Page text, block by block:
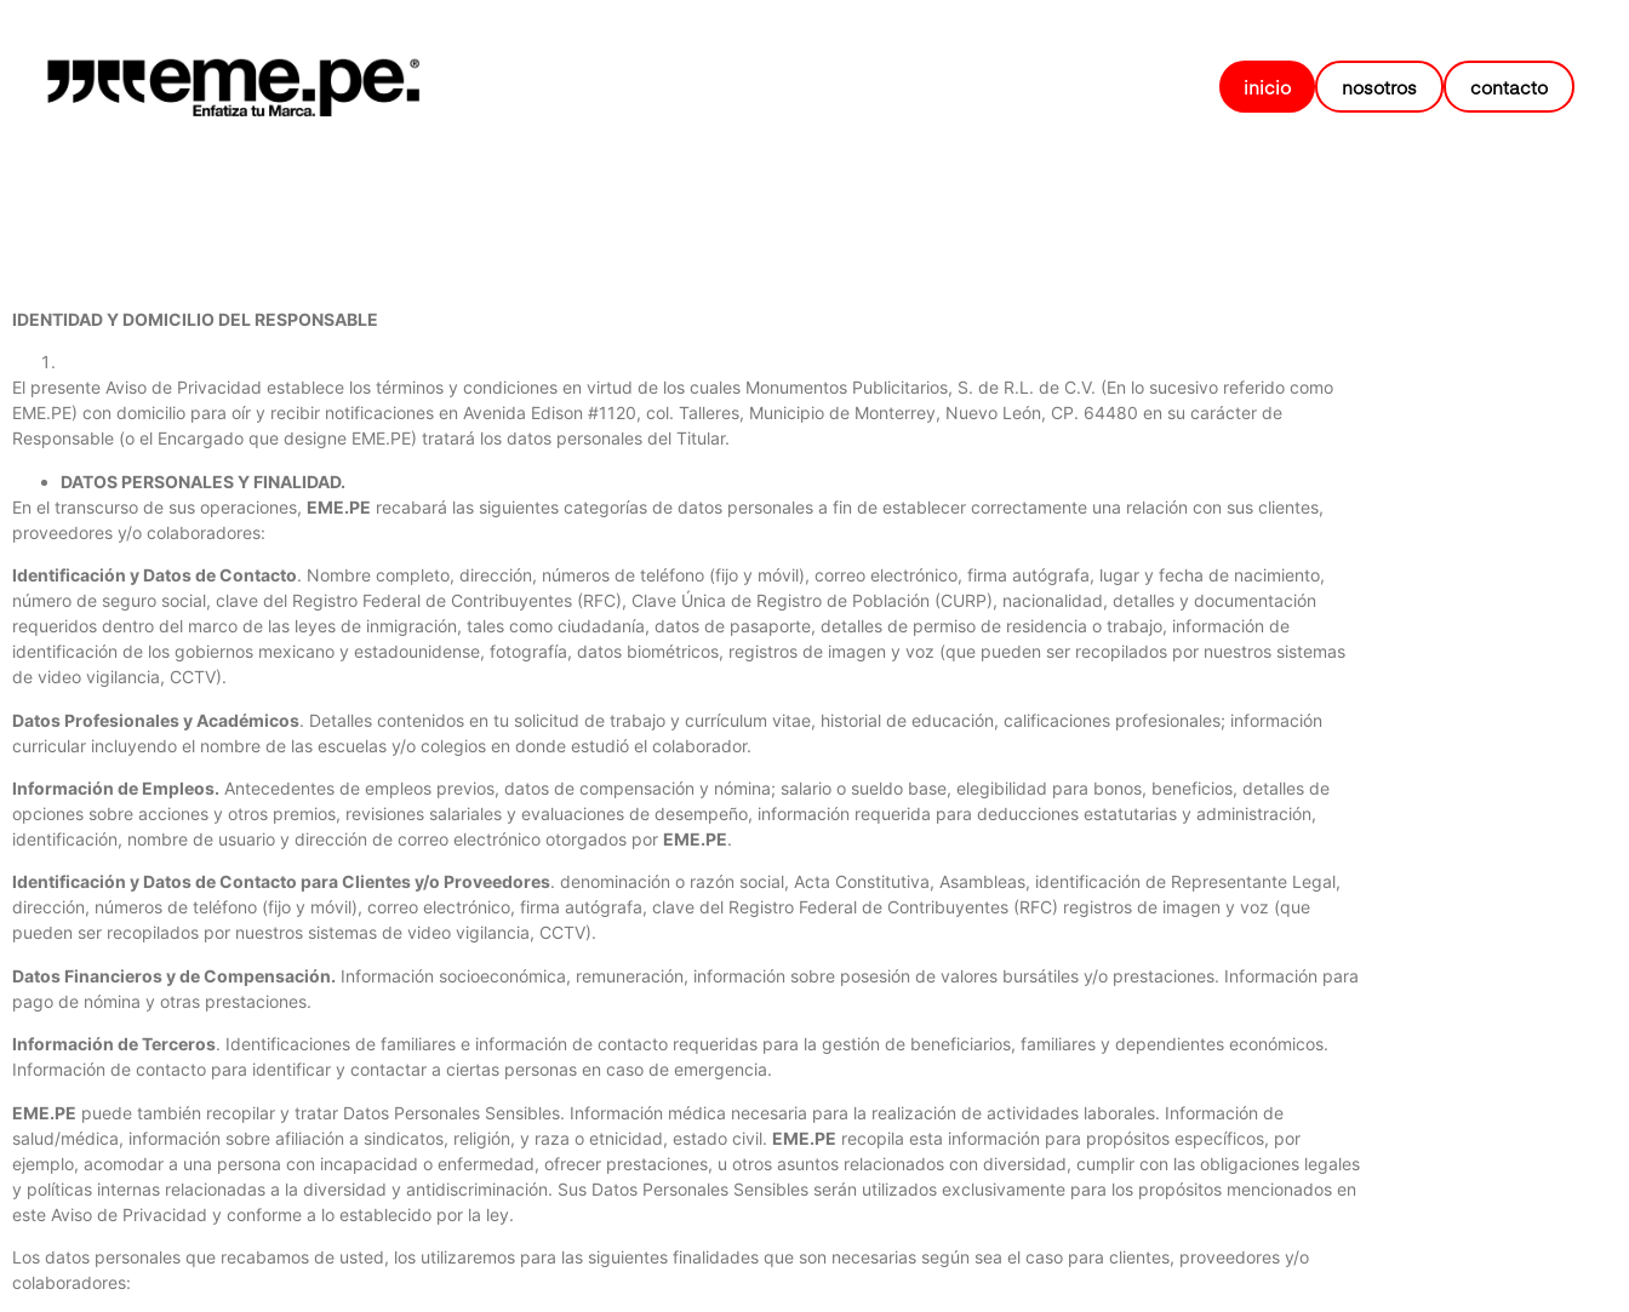
inicio nosotros contacto
IDENTIDAD Y DOMICILIO DEL RESPONSABLE
El presente Aviso de Privacidad establece los términos y condiciones en virtud de los cuales Monumentos Publicitarios, S. de R.L. de C.V. (En lo sucesivo referido como
EME.PE) con domicilio para oír y recibir notificaciones en Avenida Edison #1120, col. Talleres, Municipio de Monterrey, Nuevo León, CP. 64480 en su carácter de
Responsable (o el Encargado que designe EME.PE) tratará los datos personales del Titular.
DATOS PERSONALES Y FINALIDAD.
En el transcurso de sus operaciones, EME.PE recabará las siguientes categorías de datos personales a fin de establecer correctamente una relación con sus clientes,
proveedores y/o colaboradores:
Identificación y Datos de Contacto. Nombre completo, dirección, números de teléfono (fijo y móvil), correo electrónico, firma autógrafa, lugar y fecha de nacimiento,
número de seguro social, clave del Registro Federal de Contribuyentes (RFC), Clave Única de Registro de Población (CURP), nacionalidad, detalles y documentación
requeridos dentro del marco de las leyes de inmigración, tales como ciudadanía, datos de pasaporte, detalles de permiso de residencia o trabajo, información de
identificación de los gobiernos mexicano y estadounidense, fotografía, datos biométricos, registros de imagen y voz (que pueden ser recopilados por nuestros sistemas
de video vigilancia, CCTV).
Datos Profesionales y Académicos. Detalles contenidos en tu solicitud de trabajo y currículum vitae, historial de educación, calificaciones profesionales; información
curricular incluyendo el nombre de las escuelas y/o colegios en donde estudió el colaborador.
Información de Empleos. Antecedentes de empleos previos, datos de compensación y nómina; salario o sueldo base, elegibilidad para bonos, beneficios, detalles de
opciones sobre acciones y otros premios, revisiones salariales y evaluaciones de desempeño, información requerida para deducciones estatutarias y administración,
identificación, nombre de usuario y dirección de correo electrónico otorgados por EME.PE.
Identificación y Datos de Contacto para Clientes y/o Proveedores. denominación o razón social, Acta Constitutiva, Asambleas, identificación de Representante Legal,
dirección, números de teléfono (fijo y móvil), correo electrónico, firma autógrafa, clave del Registro Federal de Contribuyentes (RFC) registros de imagen y voz (que
pueden ser recopilados por nuestros sistemas de video vigilancia, CCTV).
Datos Financieros y de Compensación. Información socioeconómica, remuneración, información sobre posesión de valores bursátiles y/o prestaciones. Información para
pago de nómina y otras prestaciones.
Información de Terceros. Identificaciones de familiares e información de contacto requeridas para la gestión de beneficiarios, familiares y dependientes económicos.
Información de contacto para identificar y contactar a ciertas personas en caso de emergencia.
EME.PE puede también recopilar y tratar Datos Personales Sensibles. Información médica necesaria para la realización de actividades laborales. Información de
salud/médica, información sobre afiliación a sindicatos, religión, y raza o etnicidad, estado civil. EME.PE recopila esta información para propósitos específicos, por
ejemplo, acomodar a una persona con incapacidad o enfermedad, ofrecer prestaciones, u otros asuntos relacionados con diversidad, cumplir con las obligaciones legales
y políticas internas relacionadas a la diversidad y antidiscriminación. Sus Datos Personales Sensibles serán utilizados exclusivamente para los propósitos mencionados en
este Aviso de Privacidad y conforme a lo establecido por la ley.
Los datos personales que recabamos de usted, los utilizaremos para las siguientes finalidades que son necesarias según sea el caso para clientes, proveedores y/o
colaboradores: